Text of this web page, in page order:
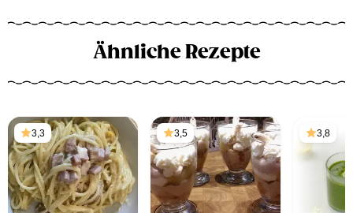
Ähnliche Rezepte
3,3 3,5 3,8